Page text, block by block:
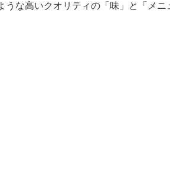
うな高いクオリティの「味」と「メ